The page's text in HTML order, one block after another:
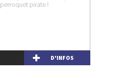
perroquet pirate !
D'INFOS